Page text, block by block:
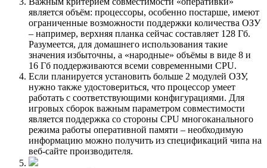
является объём: процессоры, особенно постарше, имеют
ограниченные возможности поддержки количества ОЗУ
– например, верхняя планка сейчас составляет 128 Гб.
Разумеется, для домашнего использования такие
значения избыточны, а «народные» объёмы в виде 8 и
16 Гб поддерживаются всеми современными CPU.
Если планируется установить больше 2 модулей ОЗУ,
нужно также удостовериться, что процессор умеет
работать с соответствующими конфигурациями. Для
игровых сборок важным параметром совместимости
является поддержка со стороны CPU многоканального
режима работы оперативной памяти – необходимую
информацию можно получить из спецификаций чипа на
веб-сайте производителя.